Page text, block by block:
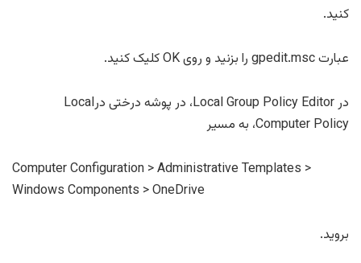
کنید.
عبارت gpedit.msc را بزنید و روی OK کلیک کنید.
در Local Group Policy Editor، در پوشه درختی درLocal
Computer Policy، به مسیر
Computer Configuration > Administrative Templates >
Windows Components > OneDrive
بروید.